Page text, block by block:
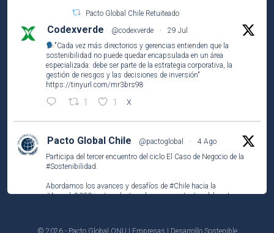
Pacto Global Chile Retuiteado
Codexverde @codexverde ·
29 Jul
"Cada vez más directorios y gerencias entienden que la
sostenibilidad no puede quedar encapsulada en un área
especializada: debe ser parte de la estrategia corporativa, la
gestión de riesgos y las decisiones de inversión"
https://tinyurl.com/mr3brs98
1 1 X
Pacto Global Chile @pactoglobal ·
4 Ago
Participa del tercer encuentro del ciclo El Caso de Negocio de la
#Sostenibilidad
Abordamos los avances y desafíos de #Chile hacia la
#Agenda2030junto a destacados representantes del sector
© 2026 - Pacto Global ONU | Empresas | Desarrollo Sostenible